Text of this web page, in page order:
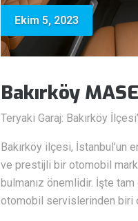
Ekim 5, 2023
Bakırköy
Teryaki Garaj: Bakırköy
Bakırköy ilçesi,
ve prestijli bir otomobil
bulmanız önemlidir. İşte
otomobil servislerinden biri